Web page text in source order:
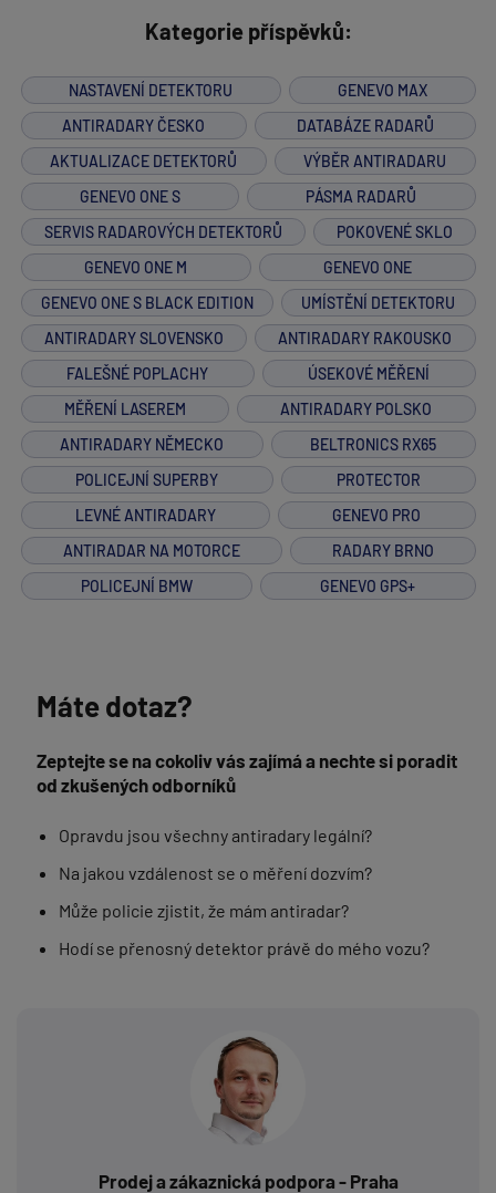
Kategorie příspěvků:
NASTAVENÍ DETEKTORU
GENEVO MAX
ANTIRADARY ČESKO
DATABÁZE RADARŮ
AKTUALIZACE DETEKTORŮ
VÝBĚR ANTIRADARU
GENEVO ONE S
PÁSMA RADARŮ
SERVIS RADAROVÝCH DETEKTORŮ
POKOVENÉ SKLO
GENEVO ONE M
GENEVO ONE
GENEVO ONE S BLACK EDITION
UMÍSTĚNÍ DETEKTORU
ANTIRADARY SLOVENSKO
ANTIRADARY RAKOUSKO
FALEŠNÉ POPLACHY
ÚSEKOVÉ MĚŘENÍ
MĚŘENÍ LASEREM
ANTIRADARY POLSKO
ANTIRADARY NĚMECKO
BELTRONICS RX65
POLICEJNÍ SUPERBY
PROTECTOR
LEVNÉ ANTIRADARY
GENEVO PRO
ANTIRADAR NA MOTORCE
RADARY BRNO
POLICEJNÍ BMW
GENEVO GPS+
Máte dotaz?
Zeptejte se na cokoliv vás zajímá a nechte si poradit
od zkušených odborníků
Opravdu jsou všechny antiradary legální?
Na jakou vzdálenost se o měření dozvím?
Může policie zjistit, že mám antiradar?
Hodí se přenosný detektor právě do mého vozu?
Prodej a zákaznická podpora - Praha